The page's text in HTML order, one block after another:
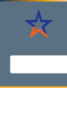
Перейти
контенту
Поиск: